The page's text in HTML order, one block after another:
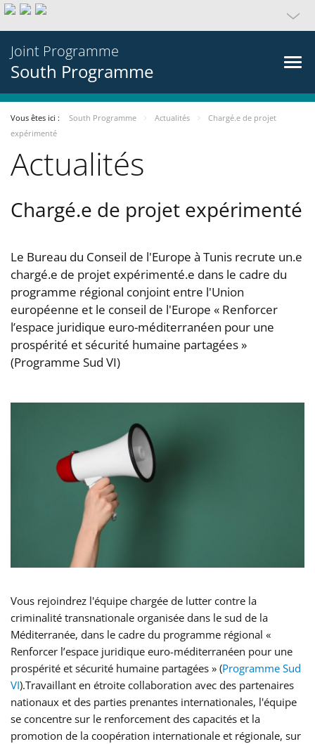
Joint Programme
South Programme
Vous êtes ici : South Programme Actualités
Chargé.e de projet
expérimenté
Actualités
Chargé.e de projet expérimenté
Le Bureau du Conseil de l'Europe à Tunis recrute un.e
chargé.e de projet expérimenté.e dans le cadre du
programme régional conjoint entre l'Union
européenne et le conseil de l'Europe « Renforcer
l’espace juridique euro-méditerranéen pour une
prospérité et sécurité humaine partagées »
(Programme Sud VI)
Vous rejoindrez l'équipe chargée de lutter contre la
criminalité transnationale organisée dans le sud de la
Méditerranée, dans le cadre du programme régional «
Renforcer l’espace juridique euro-méditerranéen pour une
prospérité et sécurité humaine partagées » (Programme Sud
VI).Travaillant en étroite collaboration avec des partenaires
nationaux et des parties prenantes internationales, l'équipe
se concentre sur le renforcement des capacités et la
promotion de la coopération internationale et régionale, sur